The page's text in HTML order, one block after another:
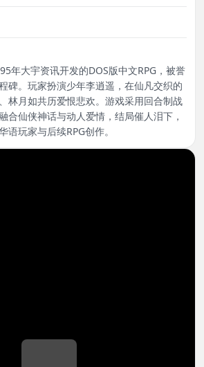
年大宇资讯开发的DOS版中文RPG，被誉
碑。玩家扮演少年李逍遥，在仙凡交织的
林月如共历爱恨悲欢。游戏采用回合制战
合仙侠神话与动人爱情，结局催人泪下，
语玩家与后续RPG创作。